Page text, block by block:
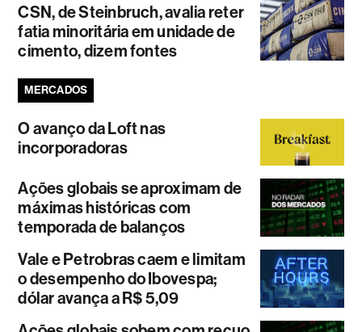
CSN, de Steinbruch, avalia reter
fatia minoritária em unidade de
cimento, dizem fontes
MERCADOS
O avanço da Loft nas
incorporadoras
Ações globais se aproximam de
máximas históricas com
temporada de balanços
Vale e Petrobras caem e limitam
o desempenho do Ibovespa;
dólar avança a R$ 5,09